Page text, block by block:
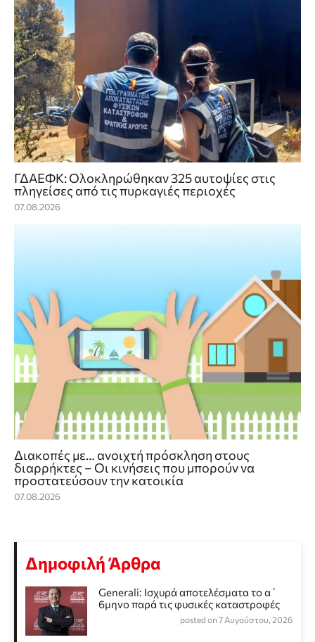
ΓΔΑΕΦΚ: Ολοκληρώθηκαν 325 αυτοψίες στις
πληγείσες από τις πυρκαγιές περιοχές
07.08.2026
Διακοπές με… ανοιχτή πρόσκληση στους
διαρρήκτες – Οι κινήσεις που μπορούν να
προστατεύσουν την κατοικία
07.08.2026
Δημοφιλή Άρθρα
Generali: Ισχυρά αποτελέσματα το α΄
6μηνο παρά τις φυσικές καταστροφές
posted on 7 Αυγούστου, 2026